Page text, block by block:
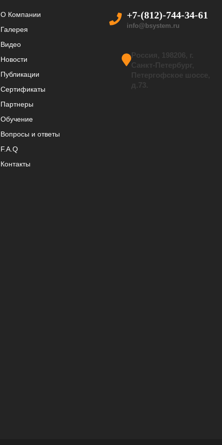
О Компании
Галерея
Видео
Новости
Публикации
Сертификаты
Партнеры
Обучение
Вопросы и ответы
F.A.Q
Контакты
+7-(812)-744-34-61
info@bsystem.ru
Россия, 198206, г.
Санкт-Петербург,
д.73.